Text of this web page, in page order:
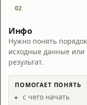
02
Инфо
Нужно понять
исходные данные или
результат.
ПОМОГАЕТ ПОНЯТЬ
с чего начать